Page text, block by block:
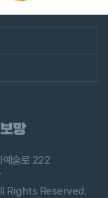
예술로 222
Rights Reserved.